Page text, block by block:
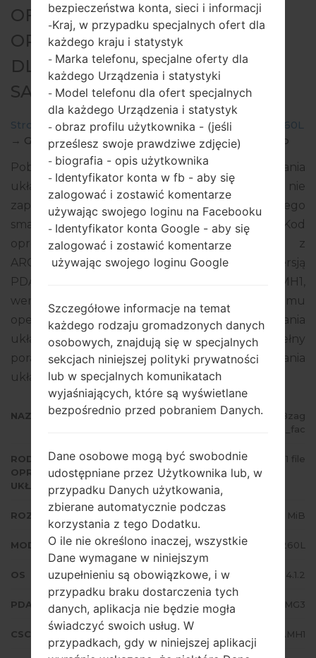
OFICJALNE
OPROGRAMOWANIE #135611
DLA: GT-I8260L -
SAMSUNGGALAXY CORE
Strona startowa →Galaxy Core → SamsungGT-I8260L
→ GT-I8260L_1_20151001134813_a8zag4fyoa_fac.zip
Pobierz najnowszą aktualizację oprogramowania
układowego dla Samsung Galaxy Core, ale nie
zapomnij sprawdzić, czy numer modelu Twojego
smartfona odpowiada wskazanemu GT-I8260L. Kod
oprogramowania układowego to ARO z
ARGENTINA. Produkt jest dostarczany z wersją
PDA I8260LUBAMG3, wersja CSC I8260LUUBAMH1,
wersja MODEM I8260LUBAMG2. Wersja systemu
operacyjnego danego oprogramowania
układowego to Android Jelly Bean 4.1.2. Pełny
poradnik na temat flashowania oprogramowania
układowego na urządzeniach Samsung
NAZWA PLIKU
GT-I8260L_1_20151001134813_a8zag
4fyoa_fac
RODZAJ
OPROGRAMOWANIA
UKŁADOWEGO
1 file
ROZMIAR PLIKU 691.42 MiB
MODEL Samsung GT-I8260L
OS Android Jelly Bean 4.1.2
PDA/AP WERSJA I8260LUBAMG3
CSC WERSJA I8260LUUBAMH1
bezpieczeństwa konta, sieci i informacji
-Kraj, w przypadku specjalnych ofert dla
każdego kraju i statystyk
- Marka telefonu, specjalne oferty dla
każdego Urządzenia i statystyki
- Model telefonu dla ofert specjalnych
dla każdego Urządzenia i statystyk
- obraz profilu użytkownika - (jeśli
prześlesz swoje prawdziwe zdjęcie)
- biografia - opis użytkownika
- Identyfikator konta w fb - aby się
zalogować i zostawić komentarze
używając swojego loginu na Facebooku
- Identyfikator konta Google - aby się
zalogować i zostawić komentarze
używając swojego loginu Google
Szczegółowe informacje na temat
każdego rodzaju gromadzonych danych
osobowych, znajdują się w specjalnych
sekcjach niniejszej polityki prywatności
lub w specjalnych komunikatach
wyjaśniających, które są wyświetlane
bezpośrednio przed pobraniem Danych.
Dane osobowe mogą być swobodnie
udostępniane przez Użytkownika lub, w
przypadku Danych użytkowania,
zbierane automatycznie podczas
korzystania z tego Dodatku.
O ile nie określono inaczej, wszystkie
Dane wymagane w niniejszym
uzupełnieniu są obowiązkowe, i w
przypadku braku dostarczenia tych
danych, aplikacja nie będzie mogła
świadczyć swoich usług. W
przypadkach, gdy w niniejszej aplikacji